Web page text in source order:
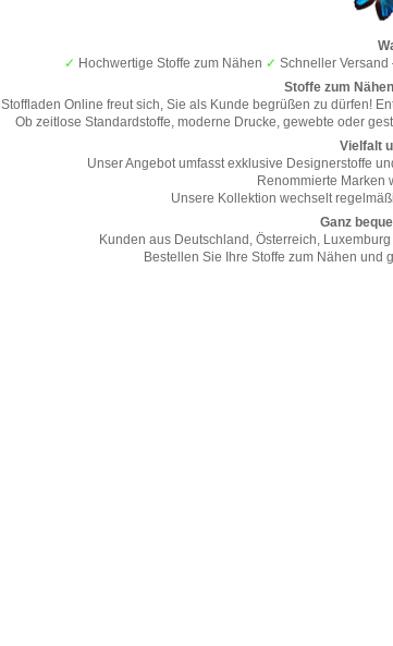
✓ Hochwertige Stoffe zum Nähen ✓ Schneller
Stoffe zum
Stoffladen Online freut sich, Sie als Kunde begrüßen zu dürfen!
Ob zeitlose Standardstoffe, moderne Drucke, gewebte oder
Vielfalt
Unser Angebot umfasst exklusive Designerstoffe
Renommierte Marken
Unsere Kollektion wechselt
Ganz
Kunden aus Deutschland, Österreich,
Bestellen Sie Ihre Stoffe zum Nähen